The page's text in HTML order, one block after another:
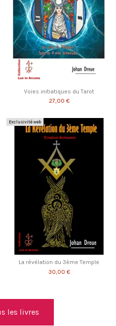
Voies initiatiques du Tarot
27,00 €
Exclusivité web
La révélation du 3ème Temple
30,00 €
les livres